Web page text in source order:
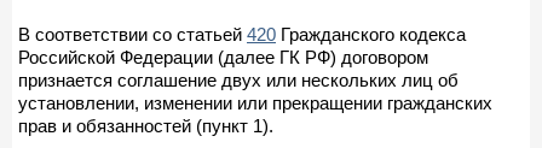
В соответствии со статьей 420 Гражданского кодекса
Российской Федерации (далее ГК РФ) договором
признается соглашение двух или нескольких лиц об
установлении, изменении или прекращении гражданских
прав и обязанностей (пункт 1).